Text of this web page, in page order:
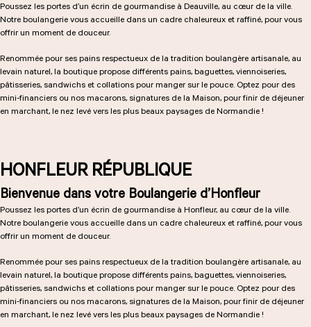
ÉVÈNEMENTS & ENTREPRISES
LES COURS D'ÉRIC KAYSER
ACTUALITÉS
Demander un devis
Nous trouver
Poussez les portes d’un écrin de gourmandise à Deauville, au cœur de la ville.
Notreboulangerievous accueille dans un cadre chaleureux et raffiné, pour vous
offrir un moment de douceur.
Renommée pour ses pains respectueux de la tradition boulangère artisanale, au
levain naturel, la boutique propose différents pains, baguettes, viennoiseries,
pâtisseries, sandwichs et collations pour manger sur le pouce. Optez pour des
mini-financiers ou nos macarons, signatures de la Maison, pour finir de déjeuner
en marchant, le nez levé vers les plus beaux paysages de Normandie !
HONFLEUR RÉPUBLIQUE
Bienvenue dans votre Boulangerie d’Honfleur
Poussez les portes d’un écrin de gourmandise à Honfleur, au cœur de la ville.
Notre boulangerie vous accueille dans un cadre chaleureux et raffiné, pour vous
offrir un moment de douceur.
Renommée pour ses pains respectueux de la tradition boulangère artisanale, au
levain naturel, la boutique propose différents pains, baguettes, viennoiseries,
pâtisseries, sandwichs et collations pour manger sur le pouce. Optez pour des
mini-financiers ou nos macarons, signatures de la Maison, pour finir de déjeuner
en marchant, le nez levé vers les plus beaux paysages de Normandie !